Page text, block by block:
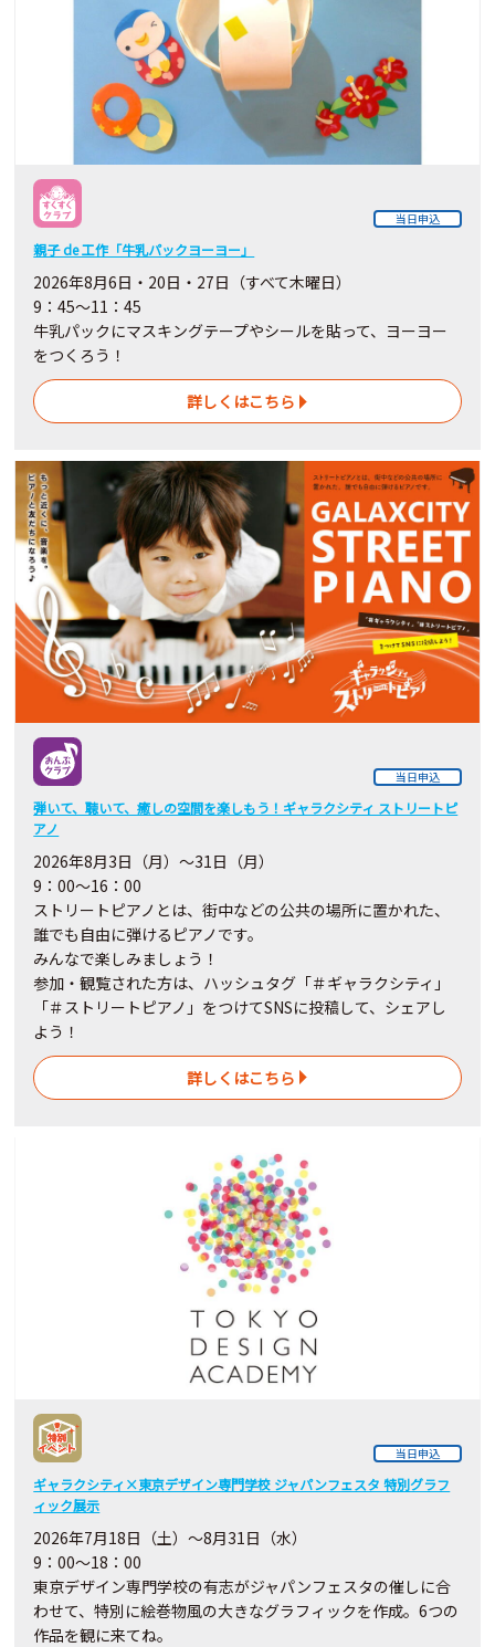
当日申込
親子 de 工作「牛乳パックヨーヨー」
2026年8月6日・20日・27日（すべて木曜日）
9：45～11：45
牛乳パックにマスキングテープやシールを貼って、ヨーヨー
をつくろう！
詳しくはこちら
当日申込
弾いて、聴いて、癒しの空間を楽しもう！ギャラクシティ ストリートピ
アノ
2026年8月3日（月）～31日（月）
9：00～16：00
ストリートピアノとは、街中などの公共の場所に置かれた、
誰でも自由に弾けるピアノです。
みんなで楽しみましょう！
参加・観覧された方は、ハッシュタグ「＃ギャラクシティ」
「＃ストリートピアノ」をつけてSNSに投稿して、シェアし
よう！
詳しくはこちら
当日申込
ギャラクシティ×東京デザイン専門学校 ジャパンフェスタ 特別グラフ
ィック展示
2026年7月18日（土）～8月31日（水）
9：00～18：00
東京デザイン専門学校の有志がジャパンフェスタの催しに合
わせて、特別に絵巻物風の大きなグラフィックを作成。6つの
作品を観に来てね。